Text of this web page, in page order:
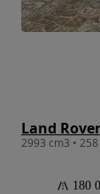
Land
2993 cm3 •
180